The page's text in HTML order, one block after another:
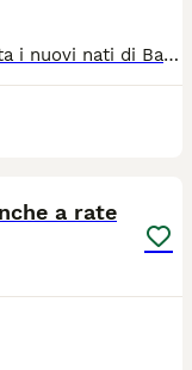
L'allevamento TreQuartidiLuna presenta i nuovi nati di Barboncino Toy, disponibili da subito. Da oltre vent’anni operiamo con serietà per offrire cuccioli sani e di eccellente standard di razza. Incluso nell'adozione: Documentazione completa (Microchip e passaggio di proprietà). Certificazione veterinaria e vaccinazioni. La selezione dei genitori è rigorosa: test genetici ufficiali su rotule e occhi. Linee di sangue vincenti in contesti internazionali garantiscono un'ottima morfologia. Il nostro approccio assicura un carattere sereno e una facile integrazione in famiglia. Chiamaci al 3398989204 per conoscerli.
a rate